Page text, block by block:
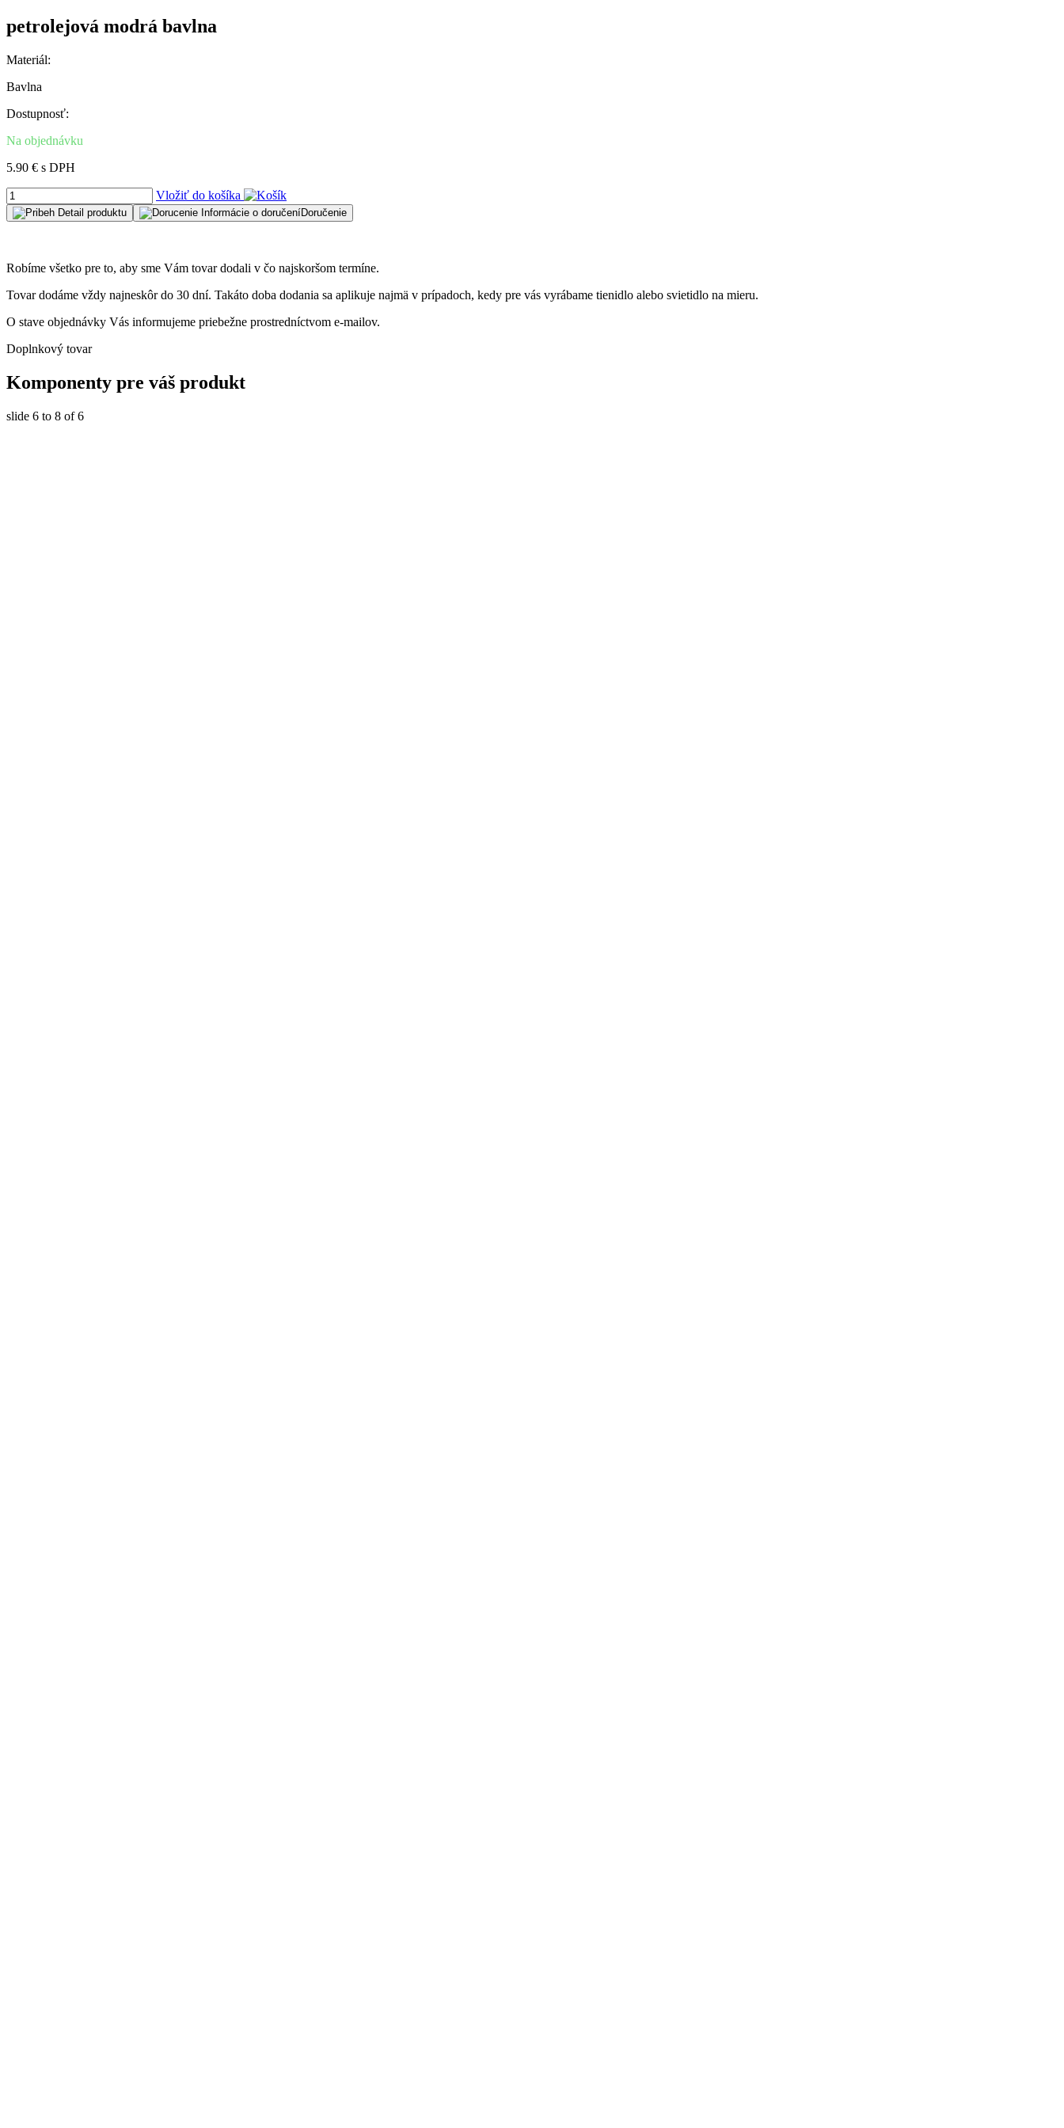
petrolejová modrá bavlna
Materiál:
Bavlna
Dostupnosť:
Na objednávku
5.90 € s DPH
Vložiť do košíka
Detail produktu Informácie o doručeníDoručenie
Robíme všetko pre to, aby sme Vám tovar dodali v čo najskoršom termíne.
Tovar dodáme vždy najneskôr do 30 dní. Takáto doba dodania sa aplikuje najmä v prípadoch, kedy pre vás vyrábame tienidlo alebo svietidlo na mieru.
O stave objednávky Vás informujeme priebežne prostredníctvom e-mailov.
Doplnkový tovar
Komponenty pre váš produkt
slide 6 to 8 of 6